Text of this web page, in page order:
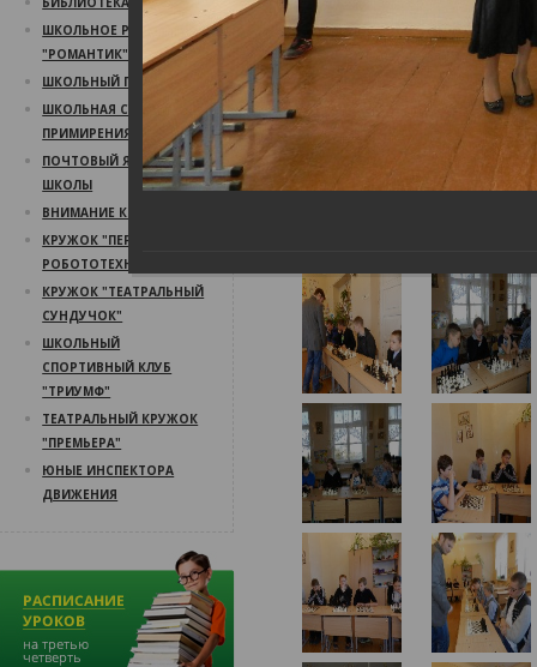
ШКОЛЬНОЕ РАДИО
"РОМАНТИК"
ШКОЛЬНЫЙ ПСИХОЛОГ
ШКОЛЬНАЯ СЛУЖБА
ПРИМИРЕНИЯ
ПОЧТОВЫЙ ЯЩИК
ШКОЛЫ
ВНИМАНИЕ КОНКУРС!
КРУЖОК "ПЕРВЫЙ ШАГ В
РОБОТОТЕХНИКУ"
КРУЖОК "ТЕАТРАЛЬНЫЙ
СУНДУЧОК"
ШКОЛЬНЫЙ
СПОРТИВНЫЙ КЛУБ
"ТРИУМФ"
ТЕАТРАЛЬНЫЙ КРУЖОК
"ПРЕМЬЕРА"
ЮНЫЕ ИНСПЕКТОРА
ДВИЖЕНИЯ